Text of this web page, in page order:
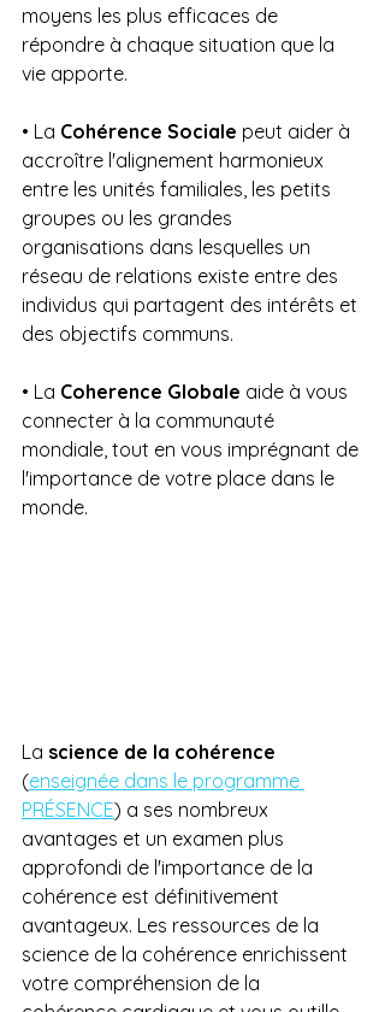
moyens les plus efficaces de
répondre à chaque situation que la
vie apporte.
• La Cohérence Sociale peut aider à
accroître l'alignement harmonieux
entre les unités familiales, les petits
groupes ou les grandes
organisations dans lesquelles un
réseau de relations existe entre des
individus qui partagent des intérêts et
des objectifs communs.
• La Coherence Globale aide à vous
connecter à la communauté
mondiale, tout en vous imprégnant de
l'importance de votre place dans le
monde.
La science de la cohérence
(enseignée dans le programme
PRÉSENCE) a ses nombreux
avantages et un examen plus
approfondi de l'importance de la
cohérence est définitivement
avantageux. Les ressources de la
science de la cohérence enrichissent
votre compréhension de la